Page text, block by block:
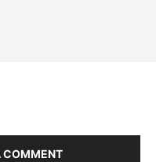
COMMENT